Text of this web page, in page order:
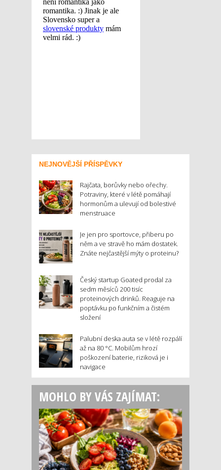
NEJNOVĚJŠÍ PŘÍSPĚVKY
Rajčata, borůvky nebo ořechy.
Potraviny, které v létě pomáhají
hormonům a ulevují od bolestivé
menstruace
Je jen pro sportovce, přiberu po
něm a ve stravě ho mám dostatek.
Znáte nejčastější mýty o proteinu?
Český startup Goated prodal za
sedm měsíců 200 tisíc
proteinových drinků. Reaguje na
poptávku po funkčním a čistém
složení
Palubní deska auta se v létě rozpálí
až na 80 °C. Mobilům hrozí
poškození baterie, riziková je i
navigace
MOHLO BY VÁS ZAJÍMAT: